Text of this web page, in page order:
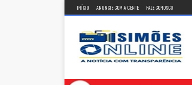
INÍCIO ANUNCIE COM A GENTE FALE CONOSCO